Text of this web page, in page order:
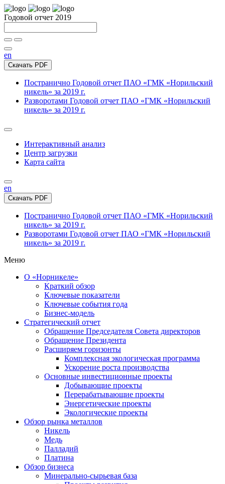
Годовой отчет 2019
en
Скачать PDF
Постранично Годовой отчет ПАО «ГМК «Норильский
никель» за 2019 г.
Разворотами Годовой отчет ПАО «ГМК «Норильский
никель» за 2019 г.
Интерактивный анализ
Центр загрузки
Карта сайта
en
Скачать PDF
Постранично Годовой отчет ПАО «ГМК «Норильский
никель» за 2019 г.
Разворотами Годовой отчет ПАО «ГМК «Норильский
никель» за 2019 г.
Меню
О «Норникеле»
Краткий обзор
Ключевые показатели
Ключевые события года
Бизнес-модель
Стратегический отчет
Обращение Председателя Совета директоров
Обращение Президента
Расширяем горизонты
Комплексная экологическая программа
Ускорение роста производства
Основные инвестиционные проекты
Добывающие проекты
Перерабатывающие проекты
Энергетические проекты
Экологические проекты
Обзор рынка металлов
Никель
Медь
Палладий
Платина
Обзор бизнеса
Минерально-сырьевая база